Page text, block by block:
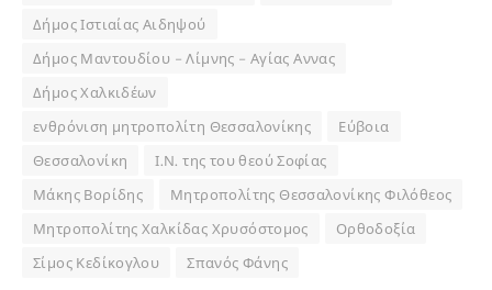
Δήμος Ιστιαίας Αιδηψού
Δήμος Μαντουδίου – Λίμνης – Αγίας Αννας
Δήμος Χαλκιδέων
ενθρόνιση μητροπολίτη Θεσσαλονίκης
Εύβοια
Θεσσαλονίκη
Ι.Ν. της του θεού Σοφίας
Μάκης Βορίδης
Μητροπολίτης Θεσσαλονίκης Φιλόθεος
Μητροπολίτης Χαλκίδας Χρυσόστομος
Ορθοδοξία
Σίμος Κεδίκογλου
Σπανός Φάνης